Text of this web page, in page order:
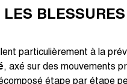
BLESSURES
particulièrement à la
, axé sur des mouvements
étape par